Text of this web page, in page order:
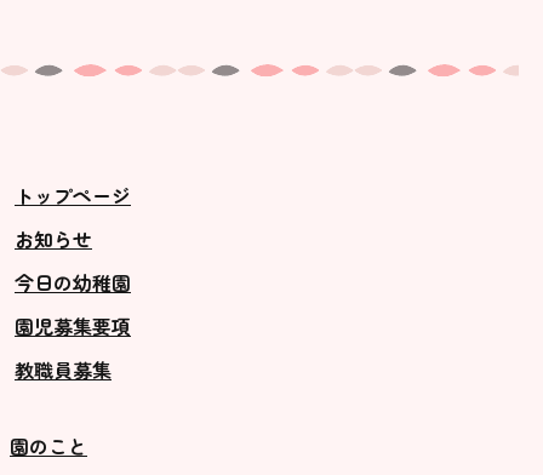
トップページ
お知らせ
今日の幼稚園
園児募集要項
教職員募集
園のこと
未就園児クラス
ス ]
2歳児ひとり登園［ゆず組 ]
グループ施設・
関係先リンク
学校法⼈諏訪森学園 諏訪森幼稚
園